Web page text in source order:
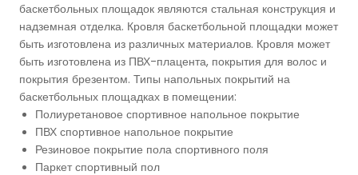
баскетбольных площадок являются стальная конструкция и
надземная отделка. Кровля баскетбольной площадки может
быть изготовлена из различных материалов. Кровля может
быть изготовлена из ПВХ-плацента, покрытия для волос и
покрытия брезентом. Типы напольных покрытий на
баскетбольных площадках в помещении:
Полиуретановое спортивное напольное покрытие
ПВХ спортивное напольное покрытие
Резиновое покрытие пола спортивного поля
Паркет спортивный пол